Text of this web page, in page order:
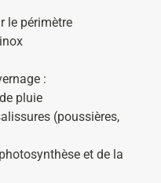
le périmètre
:
pluie
(poussières,
et de la